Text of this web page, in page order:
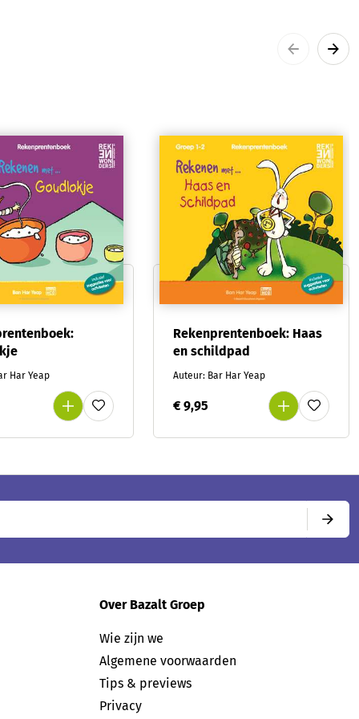
Har Yeap
Rekenprentenboek: Haas
en schildpad
Auteur: Bar Har Yeap
€ 9,95
Over Bazalt Groep
Wie zijn we
Algemene voorwaarden
Tips & previews
Privacy